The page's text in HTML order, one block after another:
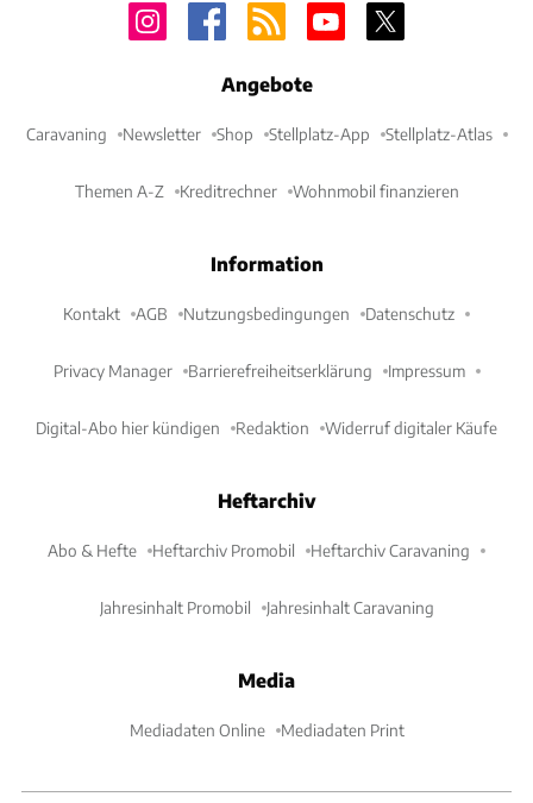
Angebote
Caravaning Newsletter Shop Stellplatz-App Stellplatz-Atlas
Themen A-Z Kreditrechner Wohnmobil finanzieren
Information
Kontakt AGB Nutzungsbedingungen Datenschutz
Privacy Manager Barrierefreiheitserklärung Impressum
Digital-Abo hier kündigen Redaktion Widerruf digitaler Käufe
Heftarchiv
Abo & Hefte Heftarchiv Promobil Heftarchiv Caravaning
Jahresinhalt Promobil Jahresinhalt Caravaning
Media
Mediadaten Online Mediadaten Print